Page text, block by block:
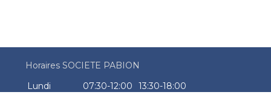
Horaires SOCIETE PABION
Lundi
07:30-12:00
13:30-18:00